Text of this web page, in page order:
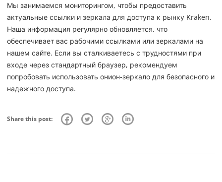
Мы занимаемся мониторингом, чтобы предоставить
актуальные ссылки и зеркала для доступа к рынку Kraken.
Наша информация регулярно обновляется, что
обеспечивает вас рабочими ссылками или зеркалами на
нашем сайте. Если вы сталкиваетесь с трудностями при
входе через стандартный браузер, рекомендуем
попробовать использовать онион-зеркало для безопасного и
надежного доступа.
Share this post: